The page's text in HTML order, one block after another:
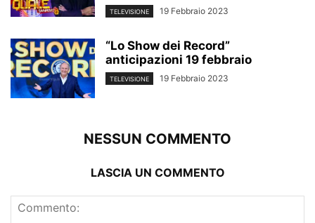
TELEVISIONE 19 Febbraio 2023
“Lo Show dei Record”
anticipazioni 19 febbraio
TELEVISIONE 19 Febbraio 2023
NESSUN COMMENTO
LASCIA UN COMMENTO